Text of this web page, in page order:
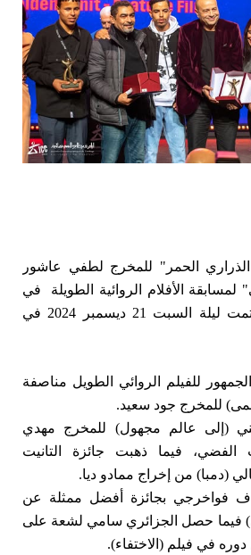
الحمر" للمخرج لطفي عاشور
لمسابقة الأفلام الروائية الطويلة في
دورتها ال35 التي اختتمت ليلة السبت 21 ديسمبر 2024 في
للفيلم الروائي الطويل مناصفة
للمخرج جود سعيد.
(إلى عالم مجهول) للمخرج مهدي
الفضي، فيما ذهبت جائزة التانيت
(دمبا) من إخراج ممادو ديا.
فواخرجي بجائزة أفضل ممثلة عن
فيما حصل الجزائري سامي لشعة على
في فيلم (الاختفاء).